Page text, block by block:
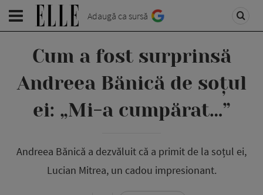
Adaugă ca sursă
Cum a fost surprinsă
Andreea Bănică de soțul
ei: „Mi-a cumpărat…”
Andreea Bănică a dezvăluit că a primit de la soțul ei,
Lucian Mitrea, un cadou impresionant.